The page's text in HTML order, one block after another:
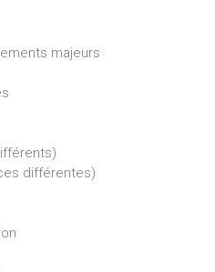
majeurs
différentes)